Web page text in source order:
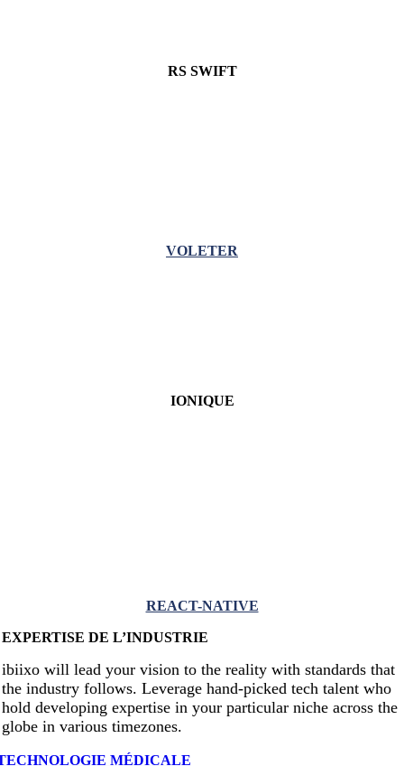
RS SWIFT
VOLETER
IONIQUE
REACT-NATIVE
EXPERTISE DE L’INDUSTRIE
ibiixo will lead your vision to the reality with standards that
the industry follows. Leverage hand-picked tech talent who
hold developing expertise in your particular niche across the
globe in various timezones.
MÉDICALE